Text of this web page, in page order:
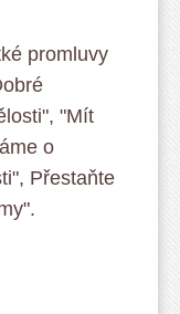
promluvy
"Mít
o
Přestaňte